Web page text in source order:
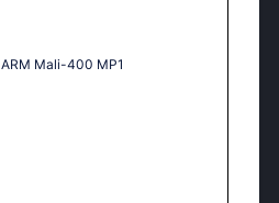
ARM Mali-400 MP1